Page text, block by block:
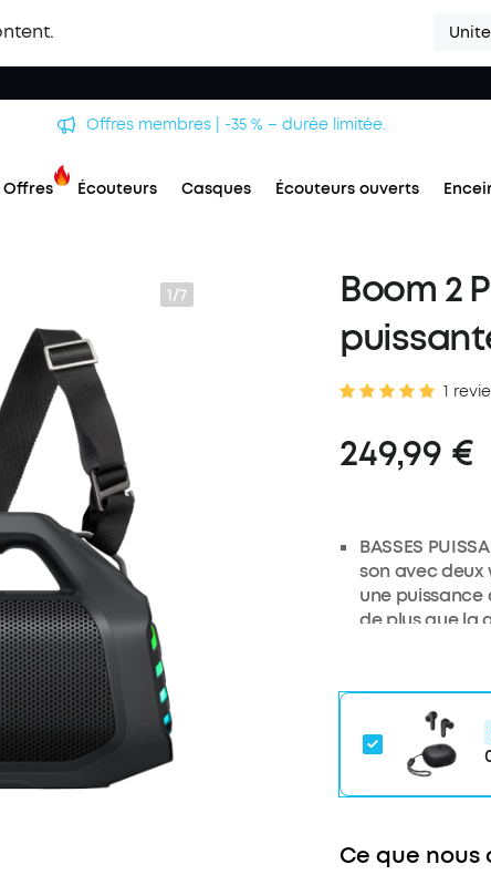
Offres membres | -35 % – durée limitée.
Offres Écouteurs Casques Écouteurs ouverts
1/7
Boom 2
1
249,99 €
BASSES
son avec deux
une puissance
de plus que la
CLARTÉ
basses
technologie
audio
RECHARGE
La recharge
externe
appareils
Ce que nous